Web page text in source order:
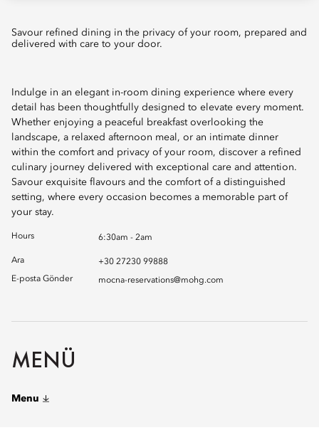
Savour refined dining in the privacy of your room, prepared and
delivered with care to your door.
Indulge in an elegant in-room dining experience where every
detail has been thoughtfully designed to elevate every moment.
Whether enjoying a peaceful breakfast overlooking the
landscape, a relaxed afternoon meal, or an intimate dinner
within the comfort and privacy of your room, discover a refined
culinary journey delivered with exceptional care and attention.
Savour exquisite flavours and the comfort of a distinguished
setting, where every occasion becomes a memorable part of
your stay.
Hours 6:30am - 2am
Ara
+30 27230 99888
E-posta Gönder
mocna-reservations@mohg.com
MENÜ
Menu